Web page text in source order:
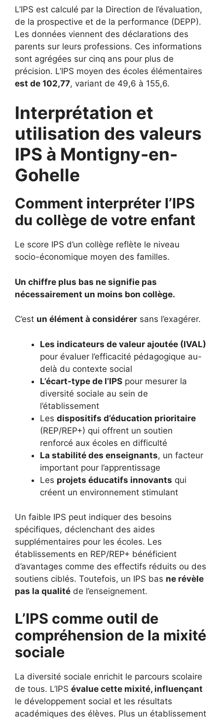
L’IPS est calculé par la Direction de l’évaluation,
de la prospective et de la performance (DEPP).
Les données viennent des déclarations des
parents sur leurs professions. Ces informations
sont agrégées sur cinq ans pour plus de
précision. L’IPS moyen des écoles élémentaires
est de 102,77, variant de 49,6 à 155,6.
Interprétation et
utilisation des valeurs
IPS à Montigny-en-
Gohelle
Comment interpréter l’IPS
du collège de votre enfant
Le score IPS d’un collège reflète le niveau
socio-économique moyen des familles.
Un chiffre plus bas ne signifie pas
nécessairement un moins bon collège.
C’est un élément à considérer sans l’exagérer.
Les indicateurs de valeur ajoutée (IVAL)
pour évaluer l’efficacité pédagogique au-
delà du contexte social
L’écart-type de l’IPS pour mesurer la
diversité sociale au sein de
l’établissement
Les dispositifs d’éducation prioritaire
(REP/REP+) qui offrent un soutien
renforcé aux écoles en difficulté
La stabilité des enseignants, un facteur
important pour l’apprentissage
Les projets éducatifs innovants qui
créent un environnement stimulant
Un faible IPS peut indiquer des besoins
spécifiques, déclenchant des aides
supplémentaires pour les écoles. Les
établissements en REP/REP+ bénéficient
d’avantages comme des effectifs réduits ou des
soutiens ciblés. Toutefois, un IPS bas ne révèle
pas la qualité de l’enseignement.
L’IPS comme outil de
compréhension de la mixité
sociale
La diversité sociale enrichit le parcours scolaire
de tous. L’IPS évalue cette mixité, influençant
le développement social et les résultats
académiques des élèves. Plus un établissement